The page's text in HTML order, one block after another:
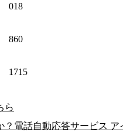
018
860
1715
ら
電話自動応答サービス